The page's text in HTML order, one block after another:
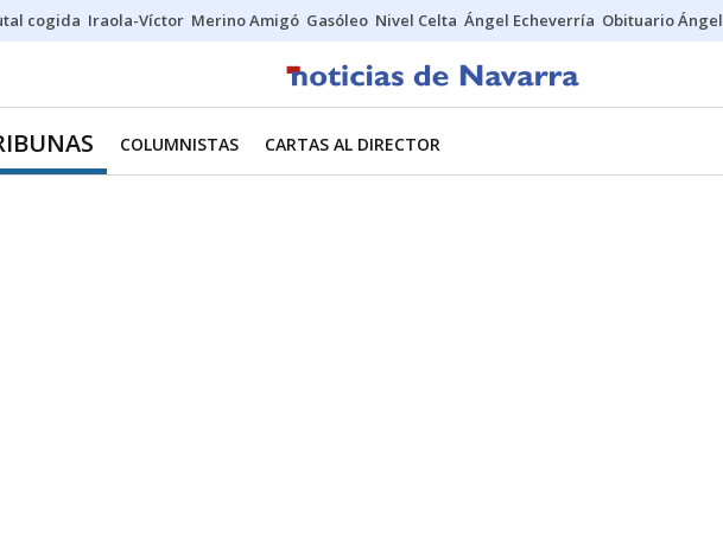
cogida Iraola-Víctor Merino Amigó Gasóleo Nivel Celta Ángel Echeverría Obituario Ángel
COLUMNISTAS CARTAS AL DIRECTOR